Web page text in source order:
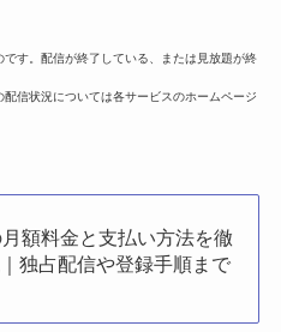
す。配信が終了している、または見放題が終
信状況については各サービスのホームページ
額料金と支払い方法を徹
独占配信や登録手順まで